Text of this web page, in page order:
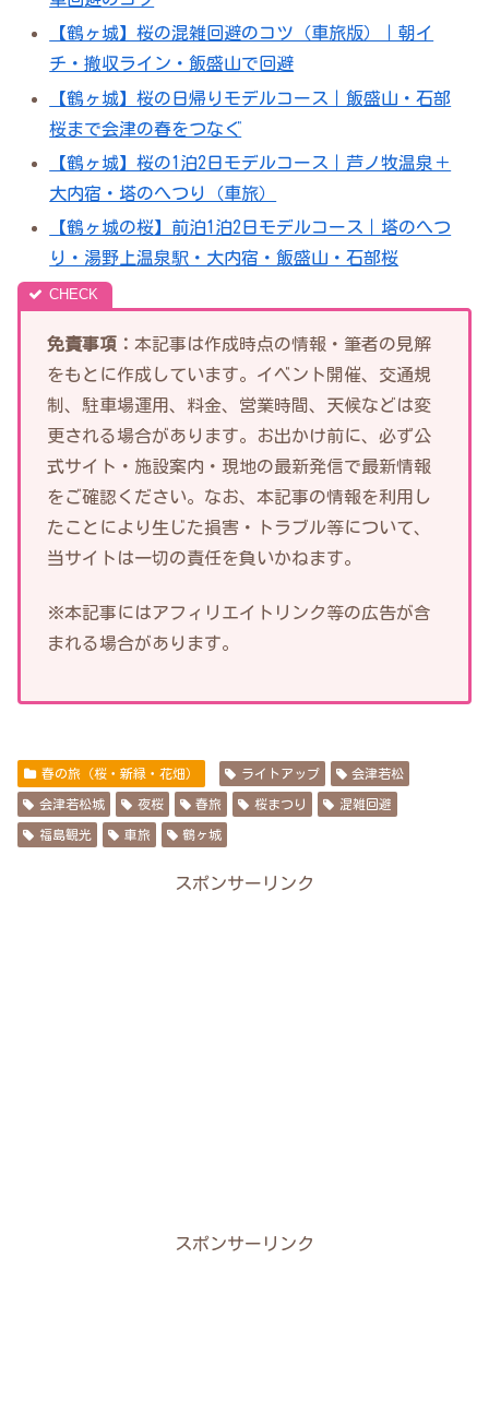
【鶴ヶ城】桜の混雑回避のコツ（車旅版）｜朝イ
チ・撤収ライン・飯盛山で回避
【鶴ヶ城】桜の日帰りモデルコース｜飯盛山・石部
桜まで会津の春をつなぐ
【鶴ヶ城】桜の1泊2日モデルコース｜芦ノ牧温泉＋
大内宿・塔のへつり（車旅）
【鶴ヶ城の桜】前泊1泊2日モデルコース｜塔のへつ
り・湯野上温泉駅・大内宿・飯盛山・石部桜
免責事項： 本記事は作成時点の情報・筆者の見解
をもとに作成しています。イベント開催、交通規
制、駐車場運用、料金、営業時間、天候などは変
更される場合があります。お出かけ前に、必ず公
式サイト・施設案内・現地の最新発信で最新情報
をご確認ください。なお、本記事の情報を利用し
たことにより生じた損害・トラブル等について、
当サイトは一切の責任を負いかねます。
※本記事にはアフィリエイトリンク等の広告が含
まれる場合があります。
春の旅（桜・新緑・花畑） ライトアップ 会津若松
会津若松城 夜桜 春旅 桜まつり 混雑回避
福島観光 車旅 鶴ヶ城
スポンサーリンク
スポンサーリンク